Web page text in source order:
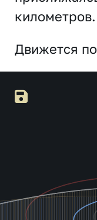
километров.
Движется